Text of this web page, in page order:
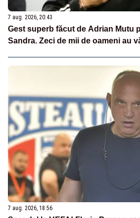
7 aug. 2026, 20:43
Gest superb făcut de Adrian Mutu
Sandra. Zeci de mii de oameni au
7 aug. 2026, 18:56